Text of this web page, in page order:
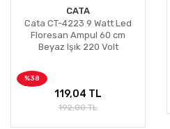
CATA
Cata CT-4223 9 Watt Led
Floresan Ampul 60 cm
Beyaz Işık 220 Volt
%38
119,04 TL
192,00 TL